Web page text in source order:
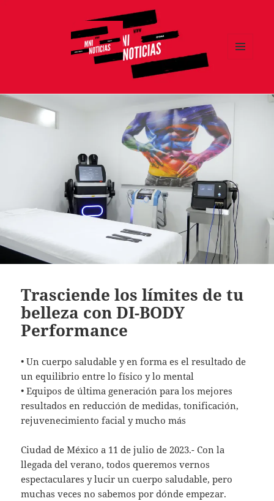
Trasciende los límites de tu
belleza con DI-BODY
Performance
• Un cuerpo saludable y en forma es el resultado de
un equilibrio entre lo físico y lo mental
• Equipos de última generación para los mejores
resultados en reducción de medidas, tonificación,
rejuvenecimiento facial y mucho más
Ciudad de México a 11 de julio de 2023.- Con la
llegada del verano, todos queremos vernos
espectaculares y lucir un cuerpo saludable, pero
muchas veces no sabemos por dónde empezar.